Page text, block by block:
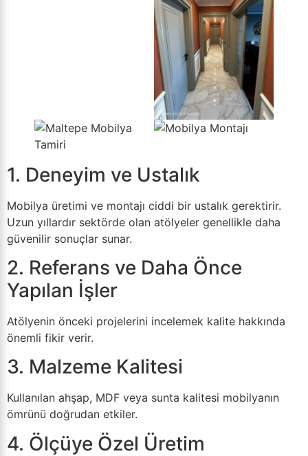
1. Deneyim ve Ustalık
Mobilya üretimi ve montajı ciddi bir ustalık gerektirir.
Uzun yıllardır sektörde olan atölyeler genellikle daha
güvenilir sonuçlar sunar.
2. Referans ve Daha Önce
Yapılan İşler
Atölyenin önceki projelerini incelemek kalite hakkında
önemli fikir verir.
3. Malzeme Kalitesi
Kullanılan ahşap, MDF veya sunta kalitesi mobilyanın
ömrünü doğrudan etkiler.
4. Ölçüye Özel Üretim